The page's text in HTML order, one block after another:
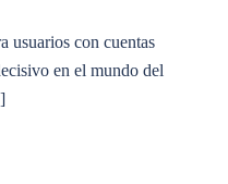
usuarios con cuentas
en el mundo del